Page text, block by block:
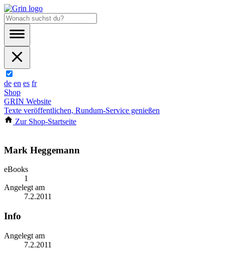
de en es fr
Shop
GRIN Website
Texte veröffentlichen, Rundum-Service genießen
Zur Shop-Startseite
Mark Heggemann
eBooks
1
Angelegt am
7.2.2011
Info
Angelegt am
7.2.2011